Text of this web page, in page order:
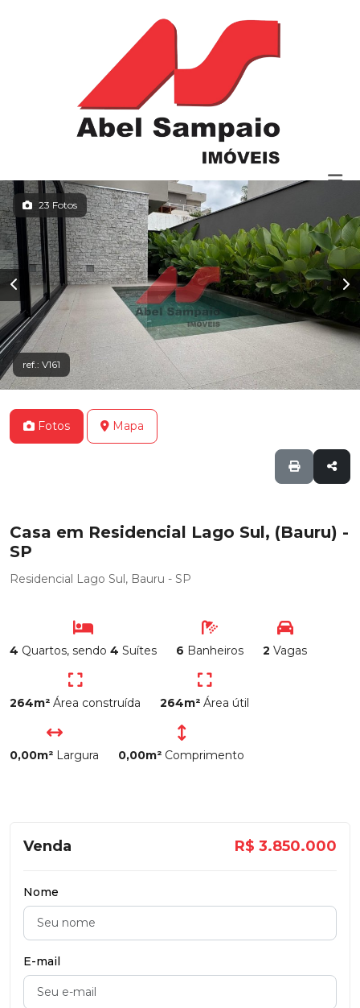
23 Fotos
ref.: V161
Fotos Mapa
Casa em Residencial Lago Sul, (Bauru) -
SP
Residencial Lago Sul, Bauru - SP
4 Quartos, sendo 4 Suítes 6 Banheiros 2 Vagas
264m² Área construída 264m² Área útil
0,00m² Largura 0,00m² Comprimento
Venda R$ 3.850.000
Nome
E-mail